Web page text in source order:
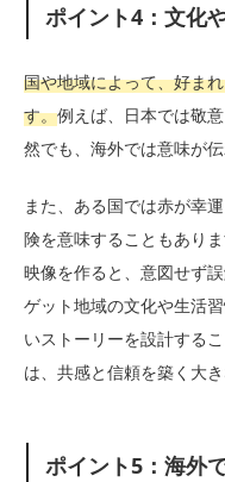
ポイント4：文化
国や地域によって、好ま
す。例えば、日本では敬
然でも、海外では意味が
また、ある国では赤が幸
険を意味することもあり
映像を作ると、意図せず
ゲット地域の文化や生活
いストーリーを設計する
は、共感と信頼を築く大
ポイント5：海外